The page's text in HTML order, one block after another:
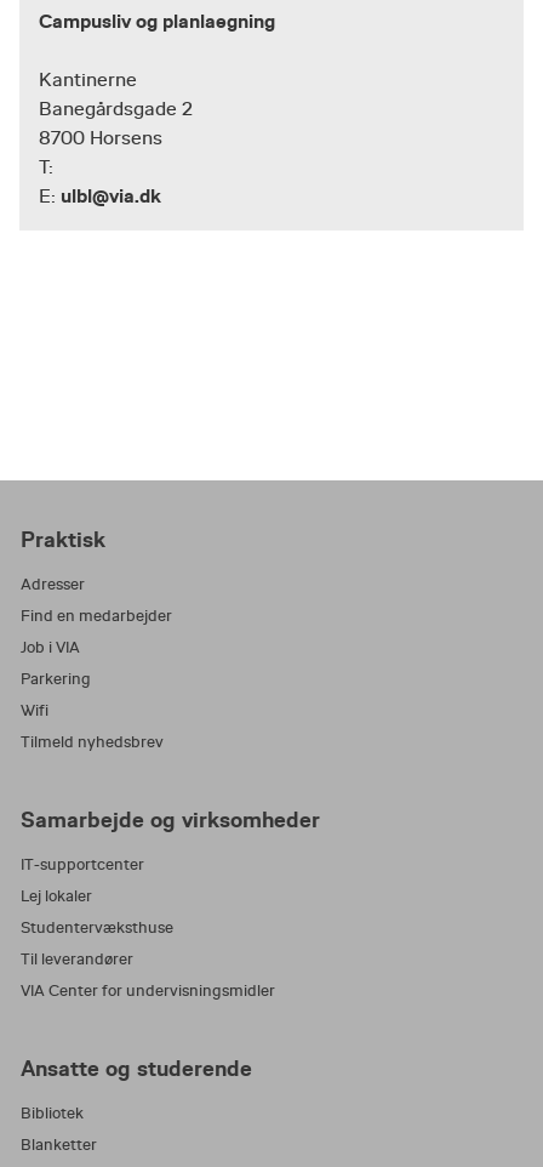
Campusliv og planlaegning
Kantinerne
Banegårdsgade 2
8700 Horsens
T:
E: ulbl@via.dk
Praktisk
Adresser
Find en medarbejder
Job i VIA
Parkering
Wifi
Tilmeld nyhedsbrev
Samarbejde og virksomheder
IT-supportcenter
Lej lokaler
Studentervæksthuse
Til leverandører
VIA Center for undervisningsmidler
Ansatte og studerende
Bibliotek
Blanketter